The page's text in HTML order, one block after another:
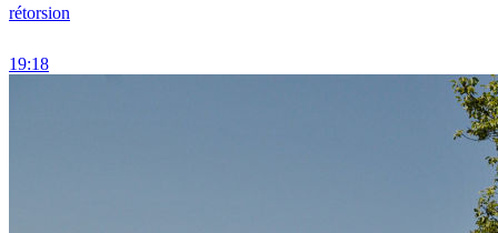
rétorsion
19:18